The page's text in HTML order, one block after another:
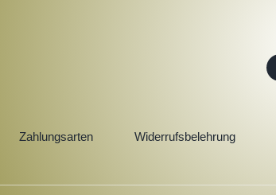
Zahlungsarten Widerrufsbelehrung